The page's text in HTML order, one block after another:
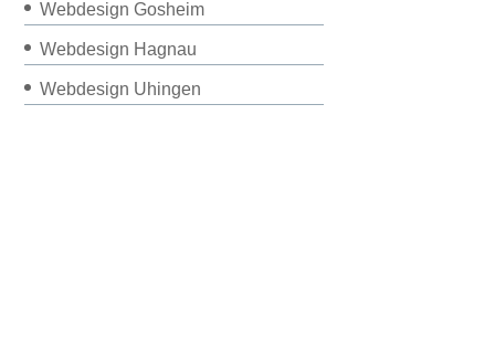
Webdesign Gosheim
Webdesign Hagnau
Webdesign Uhingen